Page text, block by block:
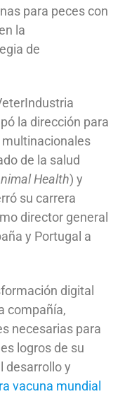
para peces con
la
de
la dirección para
multinacionales
de la salud
Health) y
su carrera
director general
y Portugal a
digital
compañía,
necesarias para
logros de su
desarrollo y
vacuna mundial